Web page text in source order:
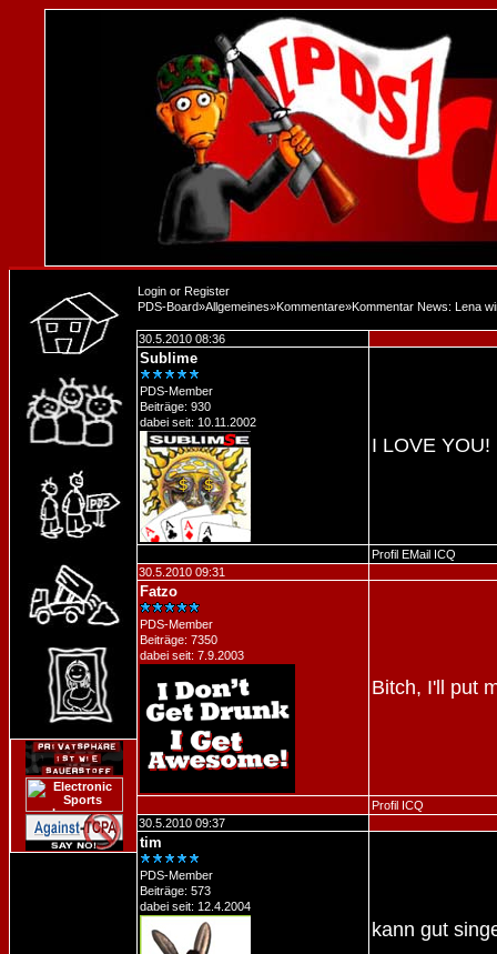
Login or Register
PDS-Board»Allgemeines»Kommentare»Kommentar News: Lena
30.5.2010 08:36
Sublime
PDS-Member
Beiträge: 930
dabei seit: 10.11.2002
I LOVE YOU!
Profil EMail ICQ
30.5.2010 09:31
Fatzo
PDS-Member
Beiträge: 7350
dabei seit: 7.9.2003
Bitch, I'll put
Profil ICQ
30.5.2010 09:37
tim
PDS-Member
Beiträge: 573
dabei seit: 12.4.2004
kann gut